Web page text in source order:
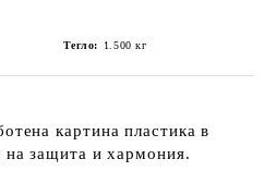
Тегло: 1.500 кг
картина пластика в
на защита и хармония.